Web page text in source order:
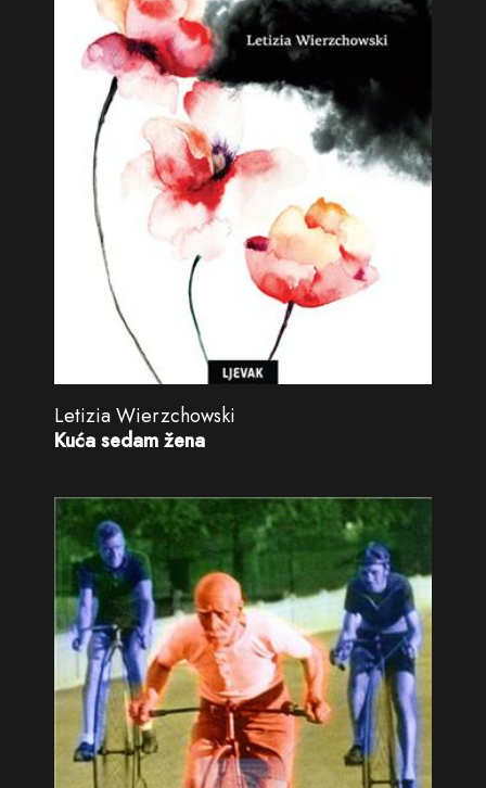
Letizia Wierzchowski
Kuća sedam žena